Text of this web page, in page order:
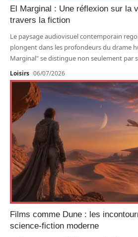
El Marginal : Une réflexion sur la
travers la fiction
Le paysage audiovisuel contemporain
plongent dans les profondeurs du drame
Marginal" se distingue non seulement par
Loisirs 06/07/2026
Films comme Dune : les
science-fiction moderne